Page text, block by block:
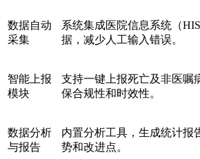
数据自动
采集
系统集成医院信息系统（
据，减少人工输入错误。
智能上报
模块
支持一键上报死亡及非医嘱
保合规性和时效性。
数据分析
与报告
内置分析工具，生成统计报
势和改进点。